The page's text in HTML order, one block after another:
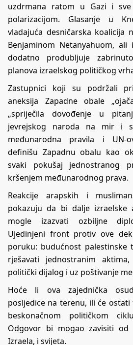
uzdrmana ratom u Gazi i
polarizacijom. Glasanje u
vladajuća desničarska koalicija
Benjaminom Netanyahuom,
dodatno produbljuje
planova izraelskog političkog
Zastupnici koji su podržali
aneksija Zapadne obale
„spriječila dovođenje u
jevrejskog naroda na mir i
međunarodna pravila i UN-
definišu Zapadnu obalu kao
svaki pokušaj jednostranog
kršenjem međunarodnog prava.
Reakcije arapskih i
pokazuju da bi dalje izraelske
mogle izazvati ozbiljne
Ujedinjeni front protiv ove
poruku: budućnost palestinske
rješavati jednostranim
politički dijalog i uz poštivanje
Hoće li ova zajednička
posljedice na terenu, ili će
beskonačnom političkom
Odgovor bi mogao zavisiti od
Izraela, i svijeta.